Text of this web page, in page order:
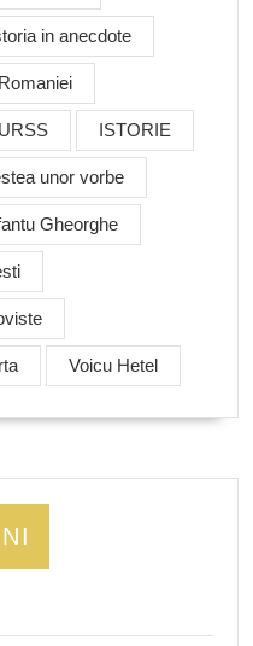
in anecdote
ISTORIE
unor vorbe
Gheorghe
Voicu Hetel